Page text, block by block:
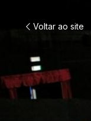
Voltar ao site